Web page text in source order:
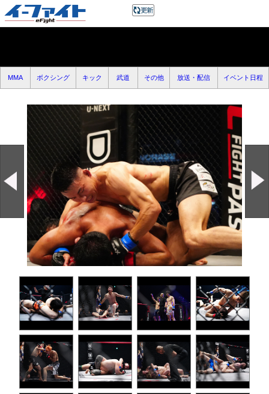
MMA ボクシング キック 武道 その他 放送・配信 イベント日程